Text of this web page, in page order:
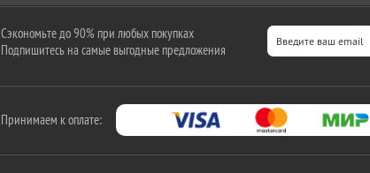
Сэкономьте до 90% при любых покупках
Подпишитесь на самые выгодные предложения
Принимаем к оплате: